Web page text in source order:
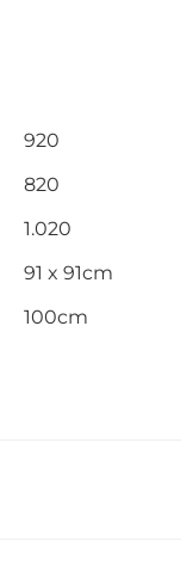
920
820
1.020
91 x 91cm
100cm